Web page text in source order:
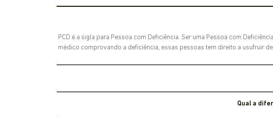
PCD é a sigla para Pessoa com Deficiência. Ser uma Pessoa com
médico comprovando a deficiência, essas pessoas tem direito a usufruir
Qual a